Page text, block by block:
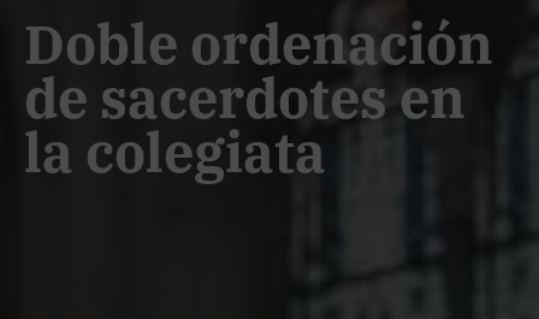
Doble ordenación
de sacerdotes en
la colegiata